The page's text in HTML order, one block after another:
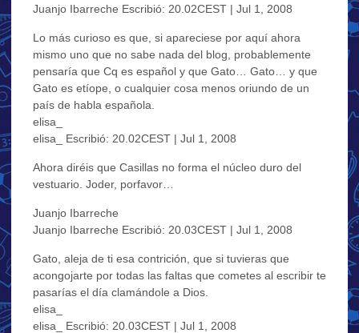
Juanjo Ibarreche Escribió: 20.02CEST | Jul 1, 2008
Lo más curioso es que, si apareciese por aquí ahora
mismo uno que no sabe nada del blog, probablemente
pensaría que Cq es español y que Gato… Gato… y que
Gato es etíope, o cualquier cosa menos oriundo de un
país de habla española.
elisa_
elisa_ Escribió: 20.02CEST | Jul 1, 2008
Ahora diréis que Casillas no forma el núcleo duro del
vestuario. Joder, porfavor…
Juanjo Ibarreche
Juanjo Ibarreche Escribió: 20.03CEST | Jul 1, 2008
Gato, aleja de ti esa contrición, que si tuvieras que
acongojarte por todas las faltas que cometes al escribir te
pasarías el día clamándole a Dios.
elisa_
elisa_ Escribió: 20.03CEST | Jul 1, 2008